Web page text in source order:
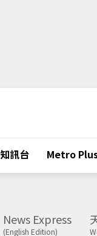
知訊台 Metro
News Express
(English Edition)